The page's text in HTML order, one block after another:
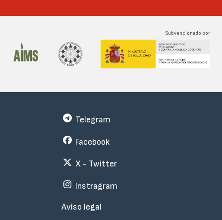
Subvencionado por
Subfooter
Telegram
Facebook
X - Twitter
Instragram
Aviso legal